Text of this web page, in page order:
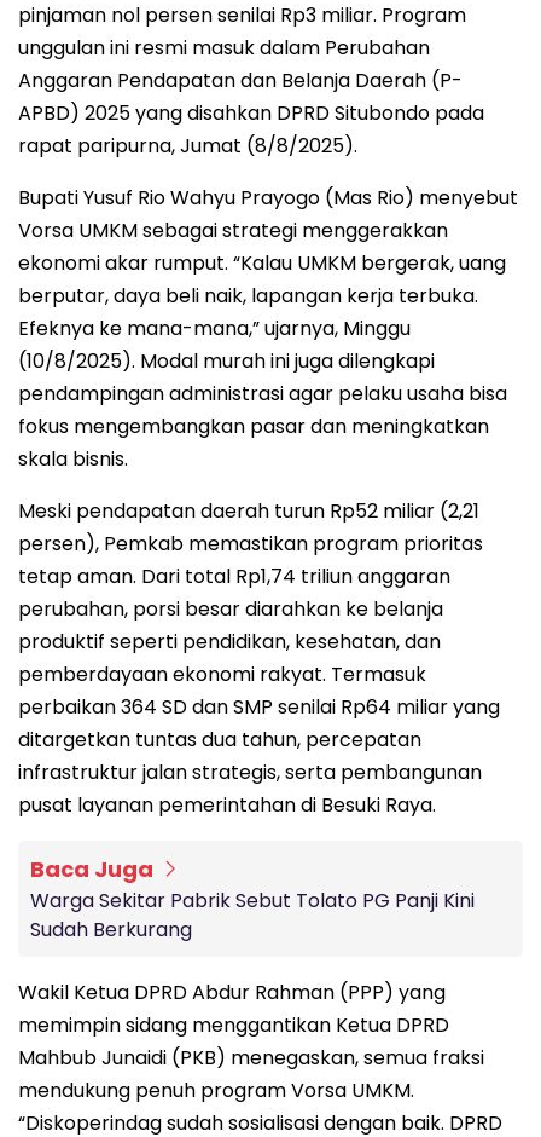
pinjaman nol persen senilai Rp3 miliar. Program
unggulan ini resmi masuk dalam Perubahan
Anggaran Pendapatan dan Belanja Daerah (P-
APBD) 2025 yang disahkan DPRD Situbondo pada
rapat paripurna, Jumat (8/8/2025).
Bupati Yusuf Rio Wahyu Prayogo (Mas Rio) menyebut
Vorsa UMKM sebagai strategi menggerakkan
ekonomi akar rumput. “Kalau UMKM bergerak, uang
berputar, daya beli naik, lapangan kerja terbuka.
Efeknya ke mana-mana,” ujarnya, Minggu
(10/8/2025). Modal murah ini juga dilengkapi
pendampingan administrasi agar pelaku usaha bisa
fokus mengembangkan pasar dan meningkatkan
skala bisnis.
Meski pendapatan daerah turun Rp52 miliar (2,21
persen), Pemkab memastikan program prioritas
tetap aman. Dari total Rp1,74 triliun anggaran
perubahan, porsi besar diarahkan ke belanja
produktif seperti pendidikan, kesehatan, dan
pemberdayaan ekonomi rakyat. Termasuk
perbaikan 364 SD dan SMP senilai Rp64 miliar yang
ditargetkan tuntas dua tahun, percepatan
infrastruktur jalan strategis, serta pembangunan
pusat layanan pemerintahan di Besuki Raya.
Baca Juga
Warga Sekitar Pabrik Sebut Tolato PG Panji Kini
Sudah Berkurang
Wakil Ketua DPRD Abdur Rahman (PPP) yang
memimpin sidang menggantikan Ketua DPRD
Mahbub Junaidi (PKB) menegaskan, semua fraksi
mendukung penuh program Vorsa UMKM.
“Diskoperindag sudah sosialisasi dengan baik. DPRD